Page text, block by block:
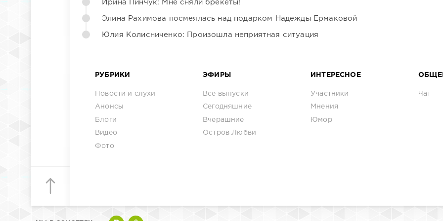
Ирина Пинчук: Мне сняли брекеты!
Элина Рахимова посмеялась над подарком Надежды Ермаковой
Юлия Колисниченко: Произошла неприятная ситуация
РУБРИКИ
Новости и слухи
Анонсы
Блоги
Видео
Фото
ЭФИРЫ
Все выпуски
Сегодняшние
Вчерашние
Остров Любви
ИНТЕРЕСНОЕ
Участники
Мнения
Юмор
Чат